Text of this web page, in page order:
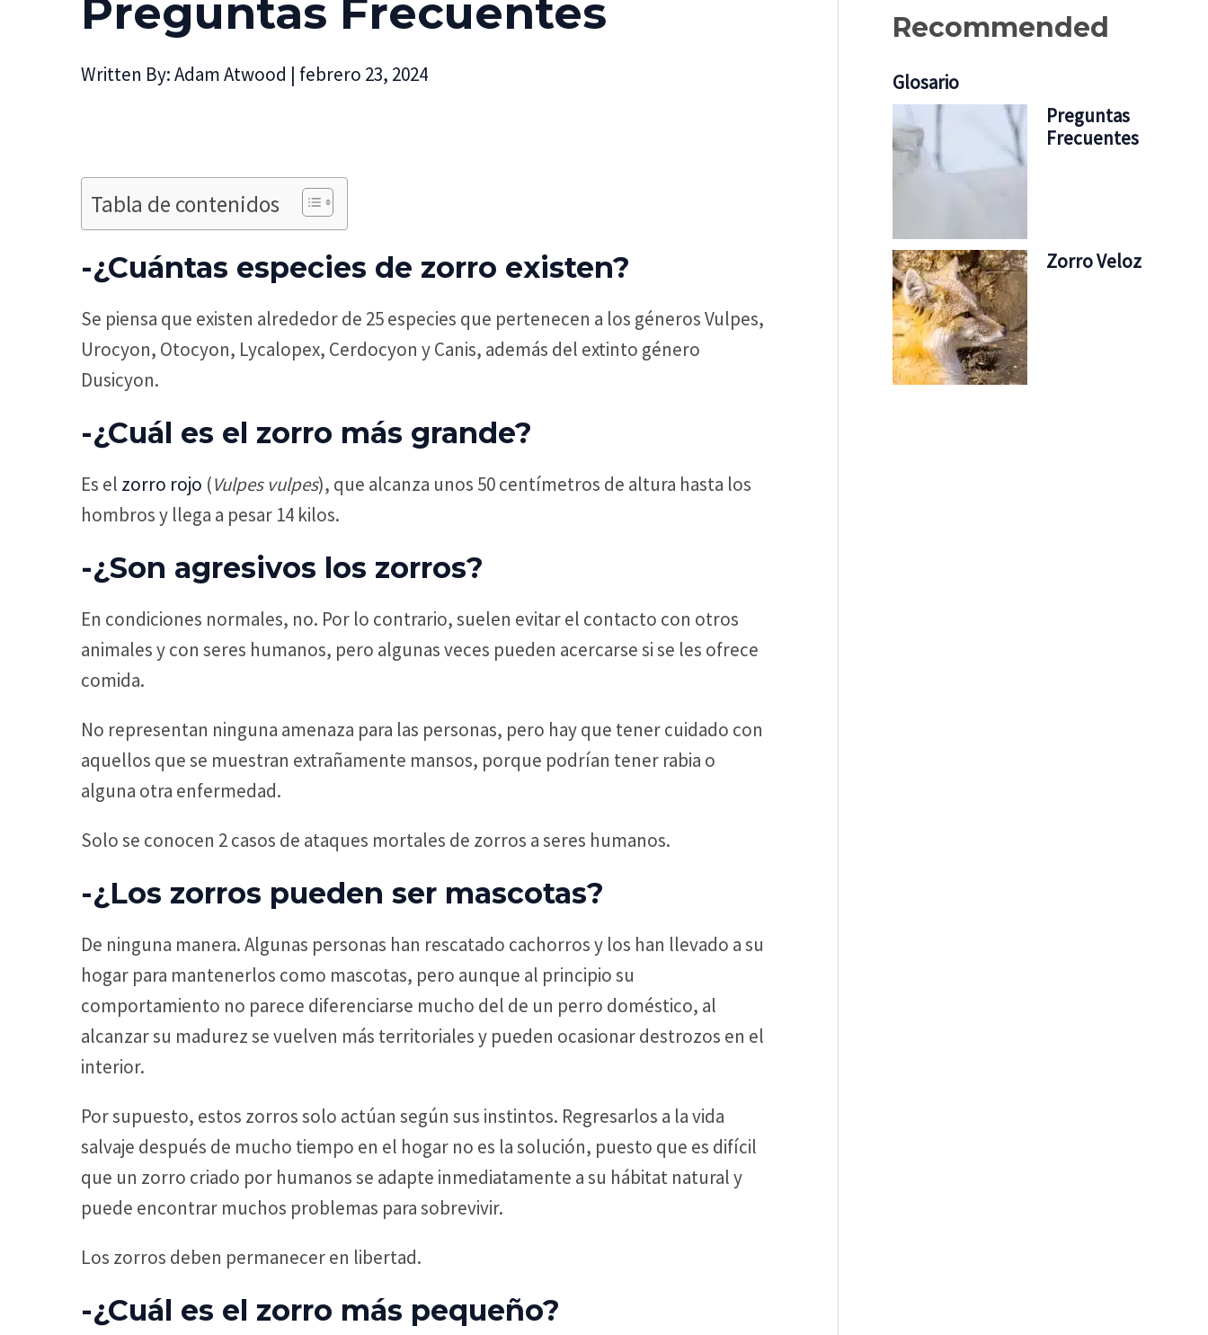
Preguntas Frecuentes
Written By:Adam Atwood | febrero 23, 2024
Tabla de contenidos
-¿Cuántas especies de zorro existen?
Se piensa que existen alrededor de 25 especies que pertenecen a los géneros Vulpes,
Urocyon, Otocyon, Lycalopex, Cerdocyon y Canis, además del extinto género
Dusicyon.
-¿Cuál es el zorro más grande?
Es el zorro rojo (Vulpes vulpes), que alcanza unos 50 centímetros de altura hasta los
hombros y llega a pesar 14 kilos.
-¿Son agresivos los zorros?
En condiciones normales, no. Por lo contrario, suelen evitar el contacto con otros
animales y con seres humanos, pero algunas veces pueden acercarse si se les ofrece
comida.
No representan ninguna amenaza para las personas, pero hay que tener cuidado con
aquellos que se muestran extrañamente mansos, porque podrían tener rabia o
alguna otra enfermedad.
Solo se conocen 2 casos de ataques mortales de zorros a seres humanos.
-¿Los zorros pueden ser mascotas?
De ninguna manera. Algunas personas han rescatado cachorros y los han llevado a su
hogar para mantenerlos como mascotas, pero aunque al principio su
comportamiento no parece diferenciarse mucho del de un perro doméstico, al
alcanzar su madurez se vuelven más territoriales y pueden ocasionar destrozos en el
interior.
Por supuesto, estos zorros solo actúan según sus instintos. Regresarlos a la vida
salvaje después de mucho tiempo en el hogar no es la solución, puesto que es difícil
que un zorro criado por humanos se adapte inmediatamente a su hábitat natural y
puede encontrar muchos problemas para sobrevivir.
Los zorros deben permanecer en libertad.
-¿Cuál es el zorro más pequeño?
Recommended
Glosario
Preguntas
Frecuentes
Zorro Veloz